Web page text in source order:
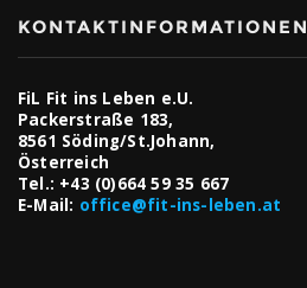
KONTAKTINFORMATIONEN
FiL Fit ins Leben e.U.
Packerstraße 183,
8561 Söding/St.Johann,
Österreich
Tel.: +43 (0)664 59 35 667
E-Mail: office@fit-ins-leben.at